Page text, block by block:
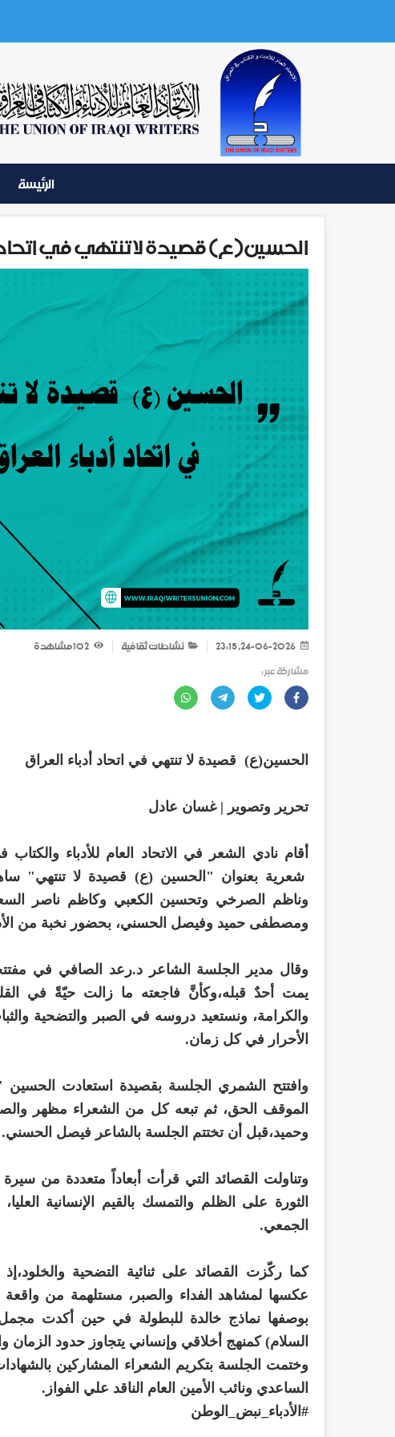
الرئيسة
الحسين(ع) قصيدة لا تنتهي في اتحاد
نشاطات ثقافية 102
مشاهدة
مشاركة عبر :
الحسين(ع) قصيدة لا تنتهي في اتحاد أدباء العراق
تحرير وتصوير | غسان عادل
شعرية بعنوان "الحسين (ع) قصيدة لا تنتهي"
وناظم الصرخي وتحسين الكعبي وكاظم ناصر
ومصطفى حميد وفيصل الحسني، بحضور نخبة من
وقال مدير الجلسة الشاعر د.رعد الصافي في
يمت أحدٌ قبله،وكأنَّ فاجعته ما زالت حيّةً في
والكرامة، ونستعيد دروسه في الصبر والتضحية
الأحرار في كل زمان.
وافتتح الشمري الجلسة بقصيدة استعادت الحسين
الموقف الحق، ثم تبعه كل من الشعراء مظهر
وحميد،قبل أن تختتم الجلسة بالشاعر فيصل الحسني.
وتناولت القصائد التي قرأت أبعاداً متعددة من
الثورة على الظلم والتمسك بالقيم الإنسانية
الجمعي.
كما ركّزت القصائد على ثنائية التضحية
عكسها لمشاهد الفداء والصبر، مستلهمة من واقعة
بوصفها نماذج خالدة للبطولة في حين أكدت
السلام) كمنهج أخلاقي وإنساني يتجاوز حدود الزمان
وختمت الجلسة بتكريم الشعراء المشاركين
الساعدي ونائب الأمين العام الناقد علي الفواز.
#الأدباء_نبض_الوطن